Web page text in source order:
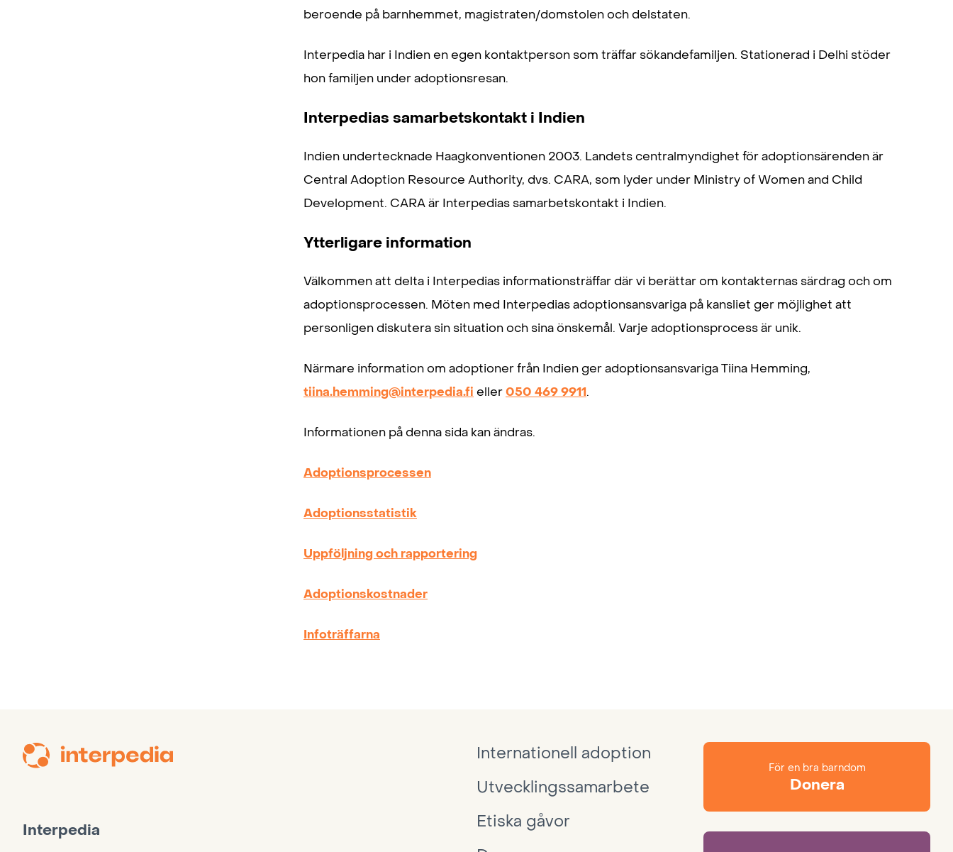
beroende på barnhemmet, magistraten/domstolen och delstaten.
Interpedia har i Indien en egen kontaktperson som träffar sökandefamiljen. Stationerad i Delhi stöder
hon familjen under adoptionsresan.
Interpedias samarbetskontakt i Indien
Indien undertecknade Haagkonventionen 2003. Landets centralmyndighet för adoptionsärenden är
Central Adoption Resource Authority, dvs. CARA, som lyder under Ministry of Women and Child
Development. CARA är Interpedias samarbetskontakt i Indien.
Ytterligare information
Välkommen att delta i Interpedias informationsträffar där vi berättar om kontakternas särdrag och om
adoptionsprocessen. Möten med Interpedias adoptionsansvariga på kansliet ger möjlighet att
personligen diskutera sin situation och sina önskemål. Varje adoptionsprocess är unik.
Närmare information om adoptioner från Indien ger adoptionsansvariga Tiina Hemming,
tiina.hemming@interpedia.fi eller050 469 9911.
Informationen på denna sida kan ändras.
Adoptionsprocessen
Adoptionsstatistik
Uppföljning och rapportering
Adoptionskostnader
Infoträffarna
Interpedia
Internationell adoption
Utvecklingssamarbete
Etiska gåvor
För en bra barndom
Donera